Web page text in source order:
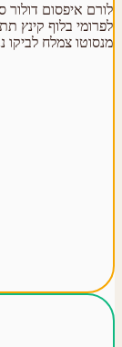
לורם איפסום דולור
לפרומי בלוף קינץ
מנסוטו צמלח לביקו